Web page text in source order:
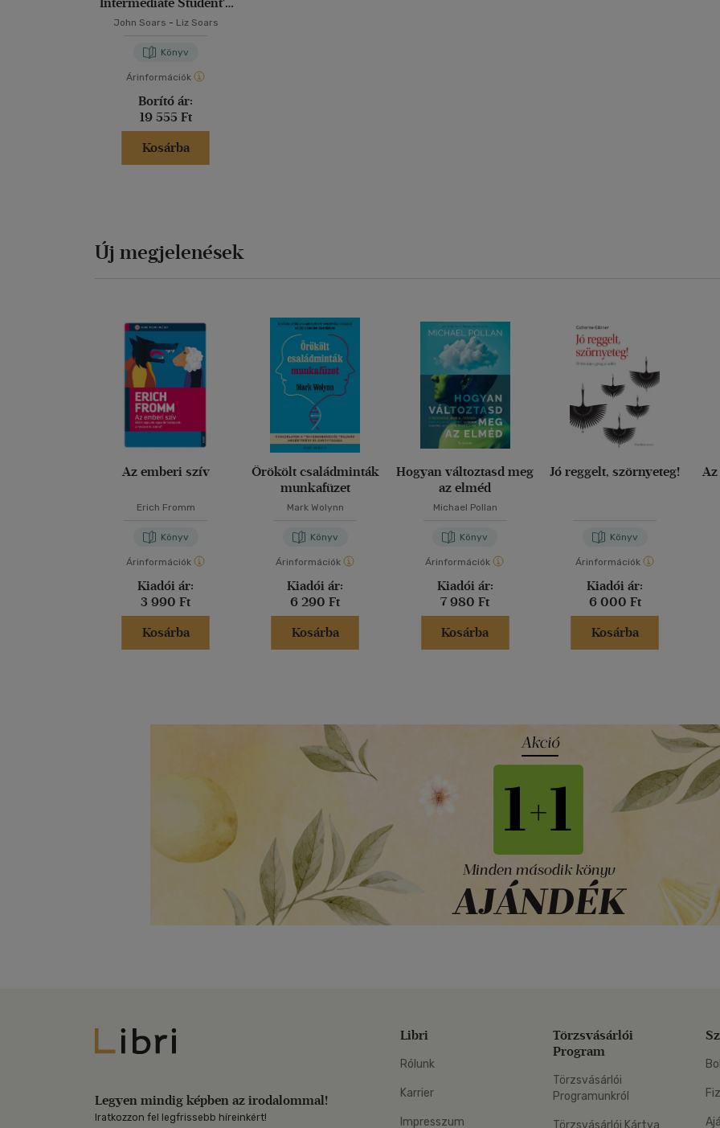
Book Fourth Edition
John Soars - Liz Soars
Könyv
Árinformációk
Borító ár:
19 555 Ft
Kosárba
Új megjelenések
Az emberi szív
Erich Fromm
Könyv
Árinformációk
Kiadói ár:
3 990 Ft
Kosárba
Örökölt családminták
munkafüzet
Mark Wolynn
Könyv
Árinformációk
Kiadói ár:
6 290 Ft
Kosárba
Hogyan változtasd meg
az elméd
Michael Pollan
Könyv
Árinformációk
Kiadói ár:
7 980 Ft
Kosárba
Jó reggelt, szörnyeteg!
Könyv
Árinformációk
Kiadói ár:
6 000 Ft
Kosárba
Libri
Legyen mindig képben az irodalommal!
Iratkozzon fel legfrissebb híreinkért!
Libri
Rólunk
Karrier
Impresszum
Törzsvásárlói
Program
Törzsvásárlói
Programunkról
Törzsvásárlói Kártya